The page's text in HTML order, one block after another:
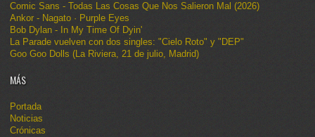
Comic Sans - Todas Las Cosas Que Nos Salieron Mal (2026)
Ankor - Nagato · Purple Eyes
Bob Dylan - In My Time Of Dyin'
La Parade vuelven con dos singles: "Cielo Roto" y "DEP"
Goo Goo Dolls (La Riviera, 21 de julio, Madrid)
MÁS
Portada
Noticias
Crónicas